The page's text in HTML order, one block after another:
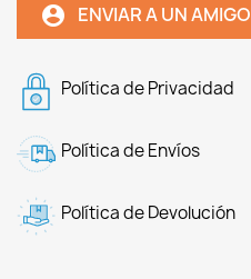
account_circle ENVIAR A UN AMIGO
Política de Privacidad
Política de Envíos
Política de Devolución